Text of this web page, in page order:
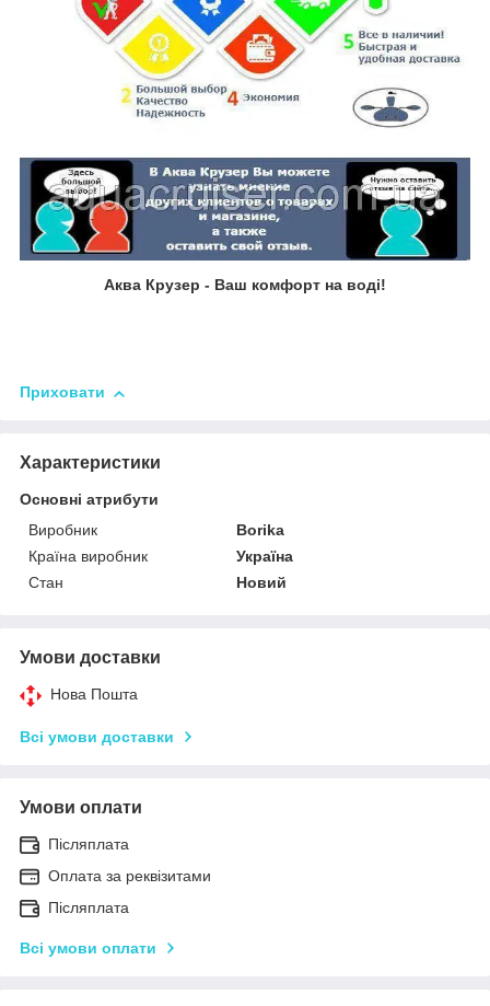
Аква Крузер - Ваш комфорт на воді!
Приховати
Характеристики
Основні атрибути
Виробник
Borika
Країна виробник
Україна
Стан
Новий
Умови доставки
Нова Пошта
Всі умови доставки
Умови оплати
Післяплата
Оплата за реквізитами
Післяплата
Всі умови оплати